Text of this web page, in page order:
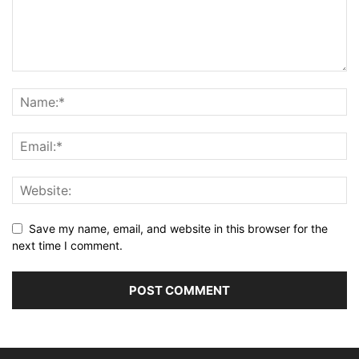
Save my name, email, and website in this browser for the
next time I comment.